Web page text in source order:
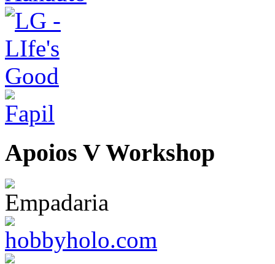
Apoios V Workshop